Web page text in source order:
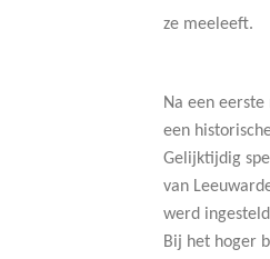
ze meeleeft.
Na een
een
Gelijktijdig
van
werd
Bij het hoger